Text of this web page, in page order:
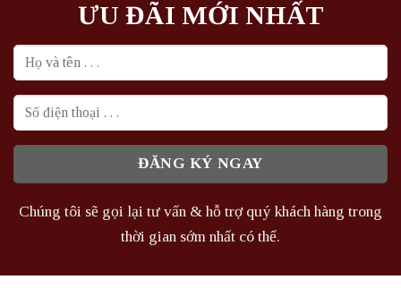
ƯU ĐÃI MỚI NHẤT
Chúng tôi sẽ gọi lại tư vấn & hỗ trợ quý khách hàng trong
thời gian sớm nhất có thể.